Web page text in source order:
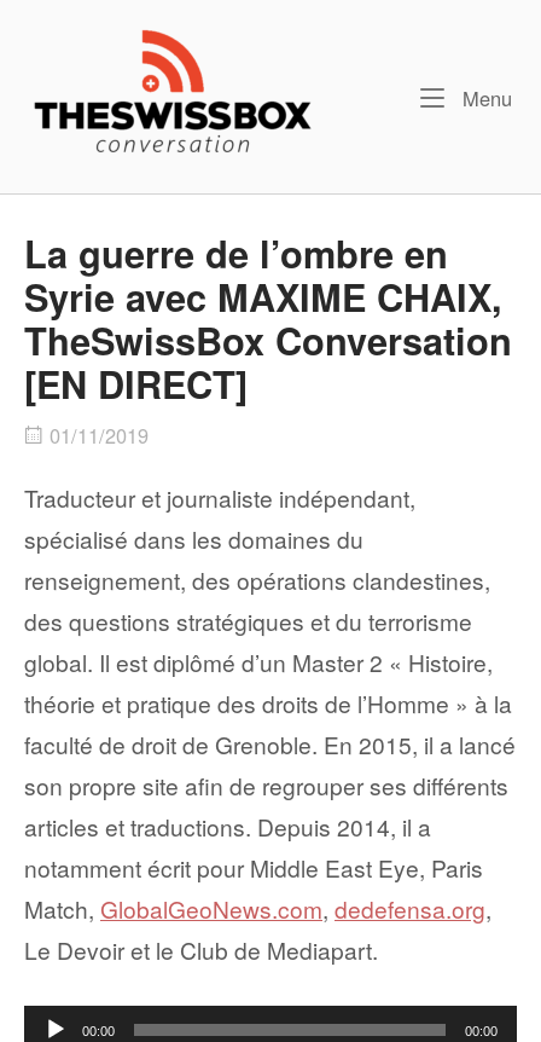
Menu
La guerre de l’ombre en
Syrie avec MAXIME CHAIX,
TheSwissBox Conversation
[EN DIRECT]
01/11/2019
Traducteur et journaliste indépendant,
spécialisé dans les domaines du
renseignement, des opérations clandestines,
des questions stratégiques et du terrorisme
global. Il est diplômé d’un Master 2 « Histoire,
théorie et pratique des droits de l’Homme » à la
faculté de droit de Grenoble. En 2015, il a lancé
son propre site afin de regrouper ses différents
articles et traductions. Depuis 2014, il a
notamment écrit pour Middle East Eye, Paris
Match, GlobalGeoNews.com, dedefensa.org,
Le Devoir et le Club de Mediapart.
Lecteur
00:00 00:00